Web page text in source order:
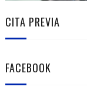
CITA PREVIA
FACEBOOK